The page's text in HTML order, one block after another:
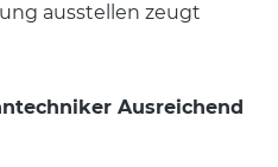
ausstellen zeugt
Ausreichend